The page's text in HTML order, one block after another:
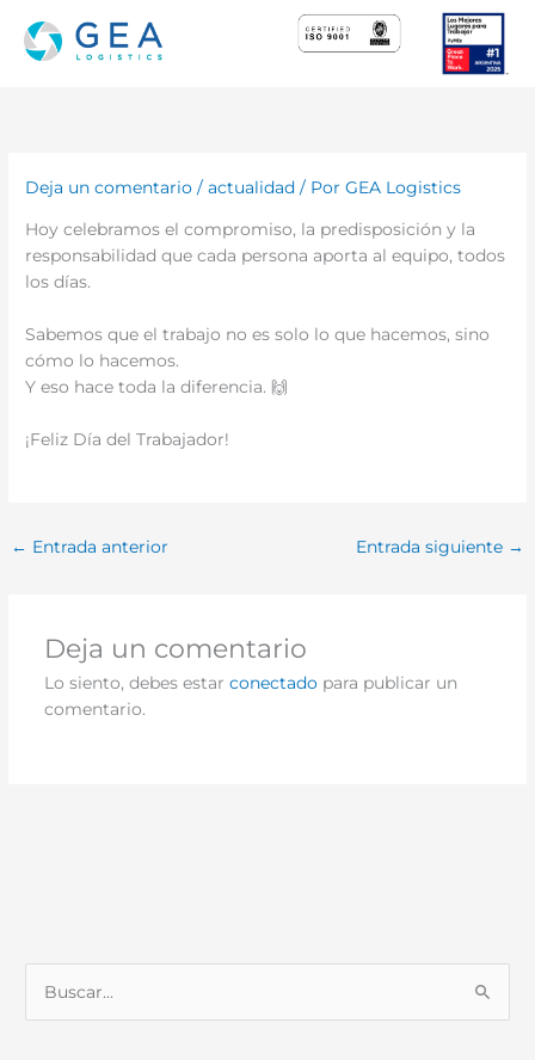
contenido
Deja un comentario /actualidad / PorGEA Logistics
Hoy celebramos el compromiso, la predisposición y la
responsabilidad que cada persona aporta al equipo, todos
los días.
Sabemos que el trabajo no es solo lo que hacemos, sino
cómo lo hacemos.
Y eso hace toda la diferencia. 🙌
¡Feliz Día del Trabajador!
← Entrada anterior Entrada siguiente →
Deja un comentario
Lo siento, debes estar conectadopara publicar un
comentario.